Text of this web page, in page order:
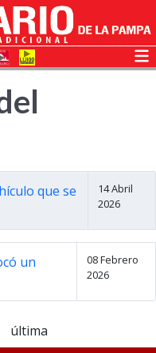
que se
14 Abril
2026
un
08 Febrero
2026
última